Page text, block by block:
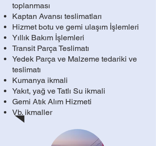
toplanması
Kaptan Avansı teslimatları
Hizmet botu ve gemi ulaşım İşlemleri
Yıllık Bakım İşlemleri
Transit Parça Teslimatı
Yedek Parça ve Malzeme tedariki ve
teslimatı
Kumanya ikmali
Yakıt, yağ ve Tatlı Su ikmali
Gemi Atık Alım Hizmeti
Vb. ikmaller